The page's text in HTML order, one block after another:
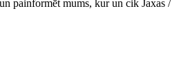
painformēt mums, kur un cik Jaxas /